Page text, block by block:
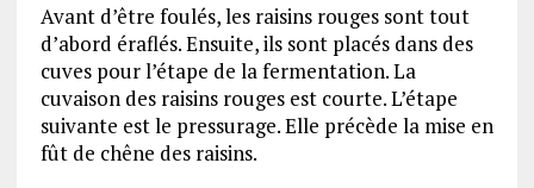
Avant d’être foulés, les raisins rouges sont tout
d’abord éraflés. Ensuite, ils sont placés dans des
cuves pour l’étape de la fermentation. La
cuvaison des raisins rouges est courte. L’étape
suivante est le pressurage. Elle précède la mise en
fût de chêne des raisins.